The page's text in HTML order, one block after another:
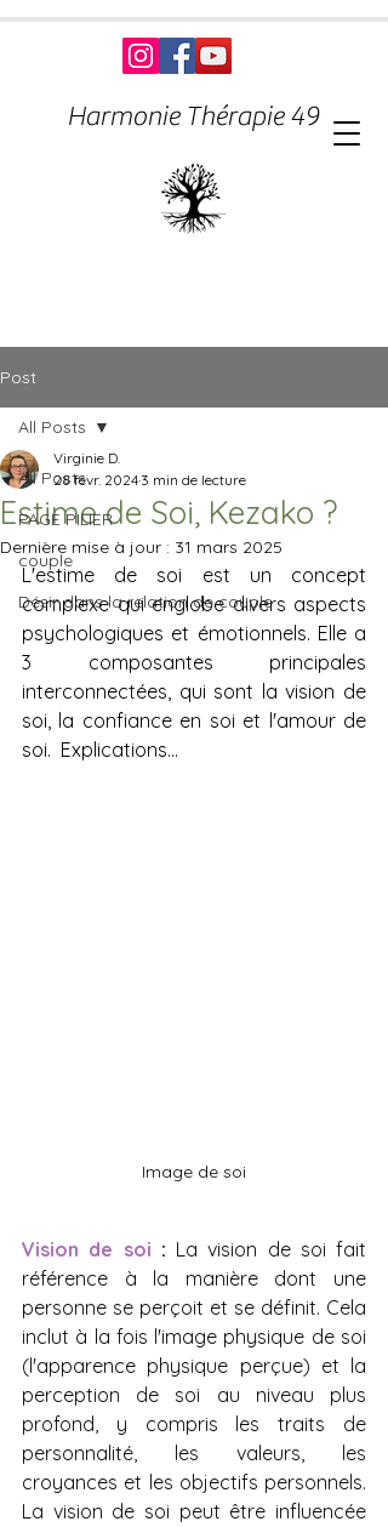
Harmonie Thérapie 49
Post
All Posts
PAGE PILIER
couple
Désir dans la relation de couple
All Posts
Estime de Soi, Kezako ?
Virginie D.
28 févr. 2024 3 min de lecture
Dernière mise à jour : 31 mars 2025
L'estime de soi est un concept
complexe qui englobe divers aspects
psychologiques et émotionnels. Elle a
3 composantes principales
interconnectées, qui sont la vision de
soi, la confiance en soi et l'amour de
soi.  Explications...
Image de soi
Vision de soi : La vision de soi fait
référence à la manière dont une
personne se perçoit et se définit. Cela
inclut à la fois l'image physique de soi
(l'apparence physique perçue) et la
perception de soi au niveau plus
profond, y compris les traits de
personnalité, les valeurs, les
croyances et les objectifs personnels.
La vision de soi peut être influencée